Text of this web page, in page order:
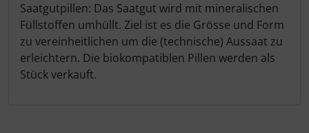
Saatgutpillen: Das Saatgut wird mit mineralischen
Füllstoffen umhüllt. Ziel ist es die Grösse und Form
zu vereinheitlichen um die (technische) Aussaat zu
erleichtern. Die biokompatiblen Pillen werden als
Stück verkauft.